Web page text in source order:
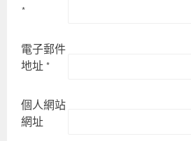
*
電子郵件
地址 *
個人網站
網址